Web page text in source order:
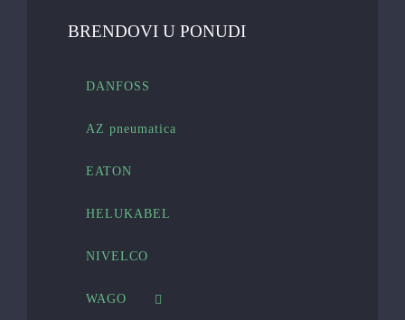
BRENDOVI U PONUDI
DANFOSS
AZ pneumatica
EATON
HELUKABEL
NIVELCO
WAGO